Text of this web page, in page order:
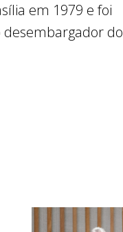
em 1979 e foi
desembargador do